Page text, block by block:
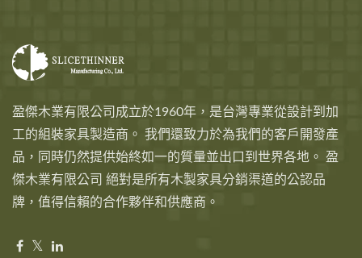
盈傑木業有限公司成立於1960年，是台灣專業從設計到加
工的組裝家具製造商。 我們還致力於為我們的客戶開發產
品，同時仍然提供始終如一的質量並出口到世界各地。 盈
傑木業有限公司 絕對是所有木製家具分銷渠道的公認品
牌，值得信賴的合作夥伴和供應商。